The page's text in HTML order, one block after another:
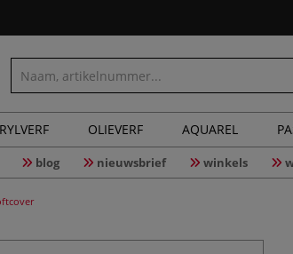
OLIEVERF AQUAREL
blog nieuwsbrief winkels